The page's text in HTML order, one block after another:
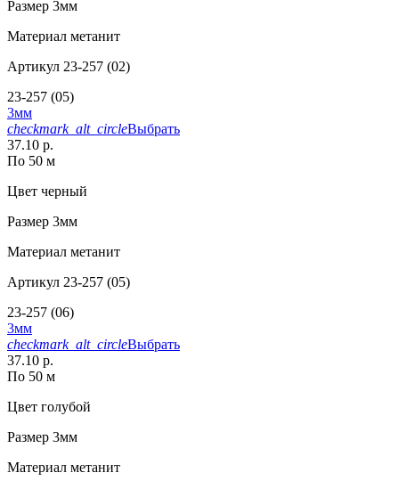
Размер 3мм
Материал метанит
Артикул 23-257 (02)
23-257 (05)
3мм
checkmark_alt_circleВыбрать
37.10 р.
По 50 м
Цвет черный
Размер 3мм
Материал метанит
Артикул 23-257 (05)
23-257 (06)
3мм
checkmark_alt_circleВыбрать
37.10 р.
По 50 м
Цвет голубой
Размер 3мм
Материал метанит